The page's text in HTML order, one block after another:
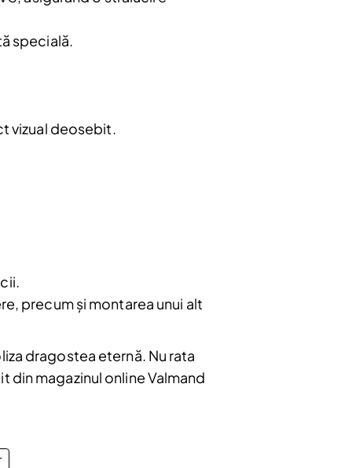
specială.
vizual deosebit.
precum și montarea unui alt
dragostea eternă. Nu rata
din magazinul online Valmand